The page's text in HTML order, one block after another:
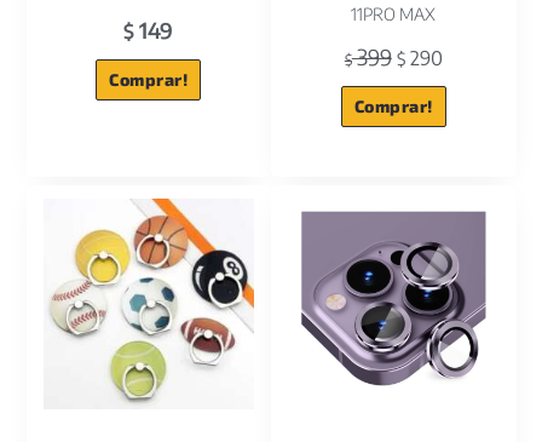
$ 149
Comprar!
11PRO MAX
$399 $290
Comprar!